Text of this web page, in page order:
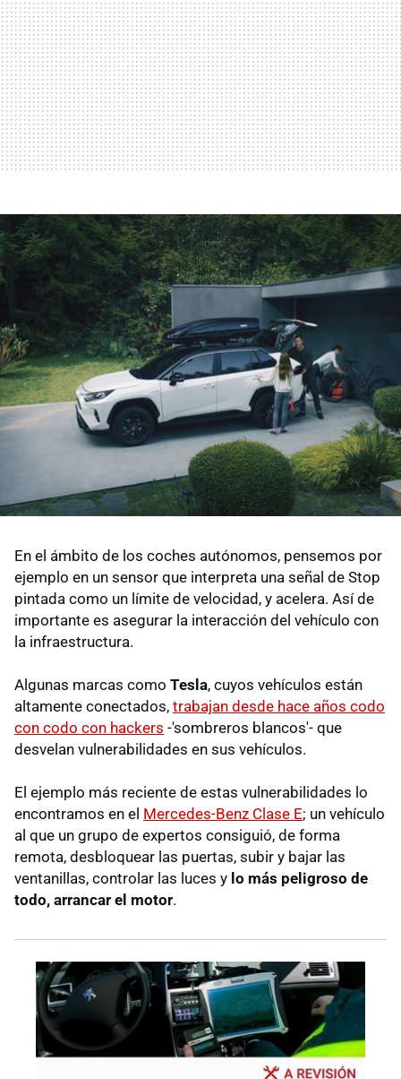
En el ámbito de los coches autónomos, pensemos por
ejemplo en un sensor que interpreta una señal de Stop
pintada como un límite de velocidad, y acelera. Así de
importante es asegurar la interacción del vehículo con
la infraestructura.
Algunas marcas como Tesla, cuyos vehículos están
altamente conectados, trabajan desde hace años codo
con codo con hackers -'sombreros blancos'- que
desvelan vulnerabilidades en sus vehículos.
El ejemplo más reciente de estas vulnerabilidades lo
encontramos en el Mercedes-Benz Clase E; un vehículo
al que un grupo de expertos consiguió, de forma
remota, desbloquear las puertas, subir y bajar las
ventanillas, controlar las luces y lo más peligroso de
todo, arrancar el motor.